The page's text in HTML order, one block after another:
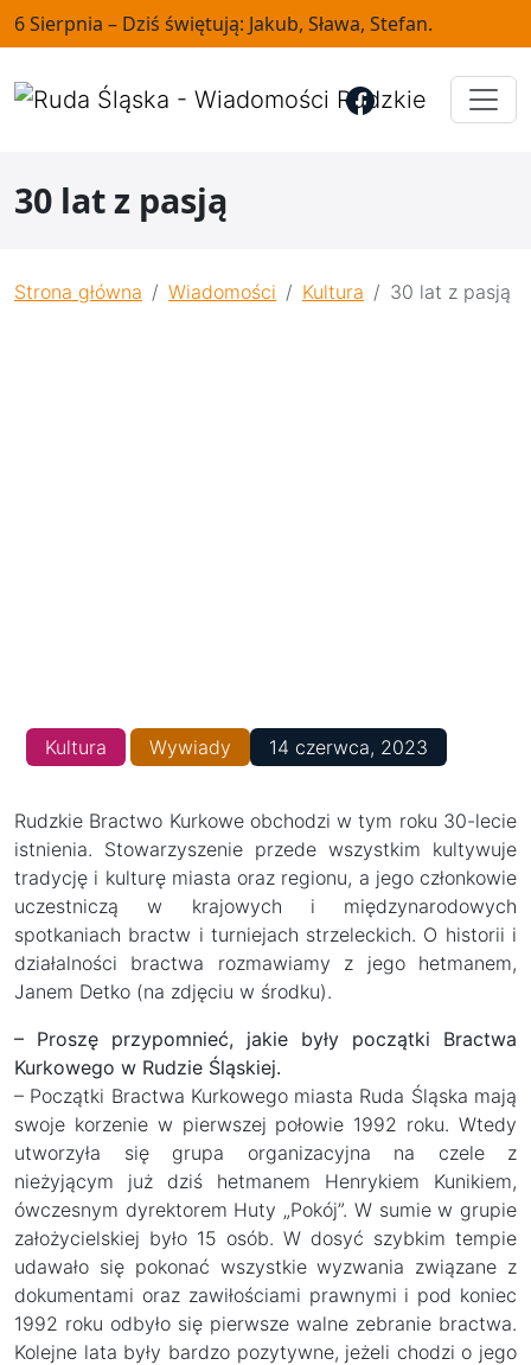
6 Sierpnia – Dziś świętują: Jakub, Sława, Stefan.
30 lat z pasją
Strona główna Wiadomości Kultura 30 lat z pasją
Kultura Wywiady 14 czerwca, 2023
Rudzkie Bractwo Kurkowe obchodzi w tym roku 30-lecie
istnienia. Stowarzyszenie przede wszystkim kultywuje
tradycję i kulturę miasta oraz regionu, a jego członkowie
uczestniczą w krajowych i międzynarodowych
spotkaniach bractw i turniejach strzeleckich. O historii i
działalności bractwa rozmawiamy z jego hetmanem,
Janem Detko (na zdjęciu w środku).
– Proszę przypomnieć, jakie były początki Bractwa
Kurkowego w Rudzie Śląskiej.
– Początki Bractwa Kurkowego miasta Ruda Śląska mają
swoje korzenie w pierwszej połowie 1992 roku. Wtedy
utworzyła się grupa organizacyjna na czele z
nieżyjącym już dziś hetmanem Henrykiem Kunikiem,
ówczesnym dyrektorem Huty „Pokój”. W sumie w grupie
założycielskiej było 15 osób. W dosyć szybkim tempie
udawało się pokonać wszystkie wyzwania związane z
dokumentami oraz zawiłościami prawnymi i pod koniec
1992 roku odbyło się pierwsze walne zebranie bractwa.
Kolejne lata były bardzo pozytywne, jeżeli chodzi o jego